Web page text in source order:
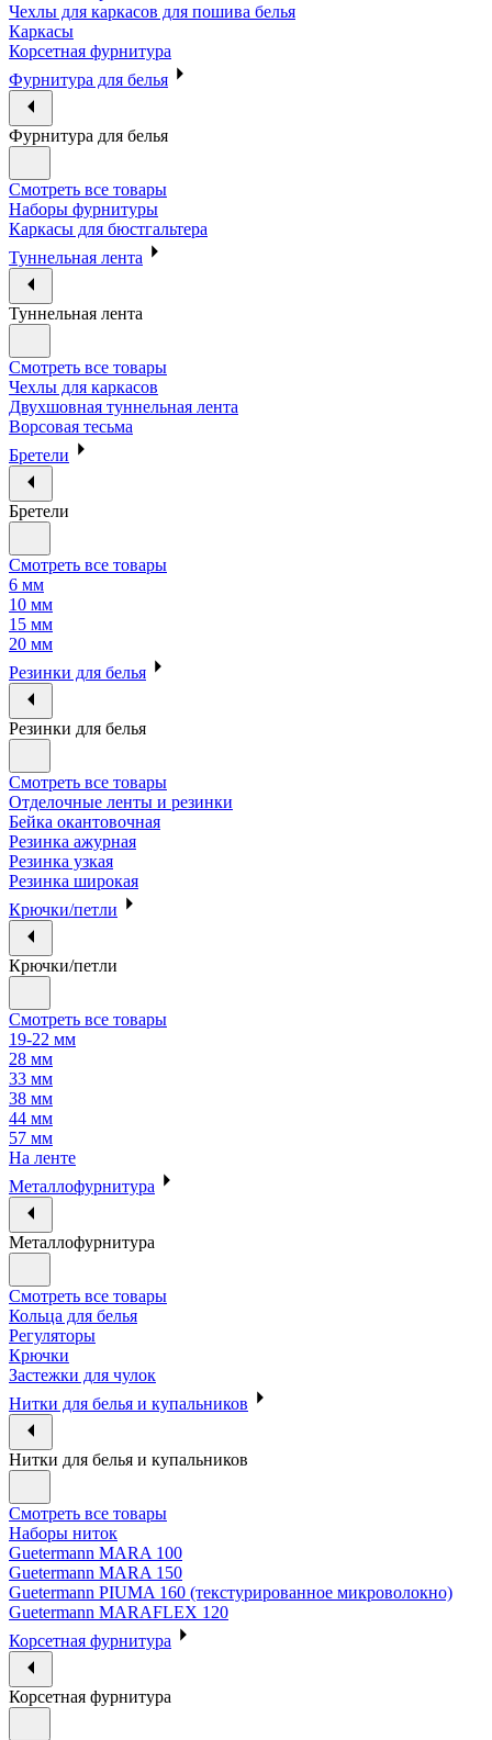
Чехлы для каркасов для пошива белья
Каркасы
Корсетная фурнитура
Фурнитура для белья
Фурнитура для белья
Смотреть все товары
Наборы фурнитуры
Каркасы для бюстгальтера
Туннельная лента
Туннельная лента
Смотреть все товары
Чехлы для каркасов
Двухшовная туннельная лента
Ворсовая тесьма
Бретели
Бретели
Смотреть все товары
6 мм
10 мм
15 мм
20 мм
Резинки для белья
Резинки для белья
Смотреть все товары
Отделочные ленты и резинки
Бейка окантовочная
Резинка ажурная
Резинка узкая
Резинка широкая
Крючки/петли
Крючки/петли
Смотреть все товары
19-22 мм
28 мм
33 мм
38 мм
44 мм
57 мм
На ленте
Металлофурнитура
Металлофурнитура
Смотреть все товары
Кольца для белья
Регуляторы
Крючки
Застежки для чулок
Нитки для белья и купальников
Нитки для белья и купальников
Смотреть все товары
Наборы ниток
Guetermann MARA 100
Guetermann MARA 150
Guetermann PIUMA 160 (текстурированное микроволокно)
Guetermann MARAFLEX 120
Корсетная фурнитура
Корсетная фурнитура